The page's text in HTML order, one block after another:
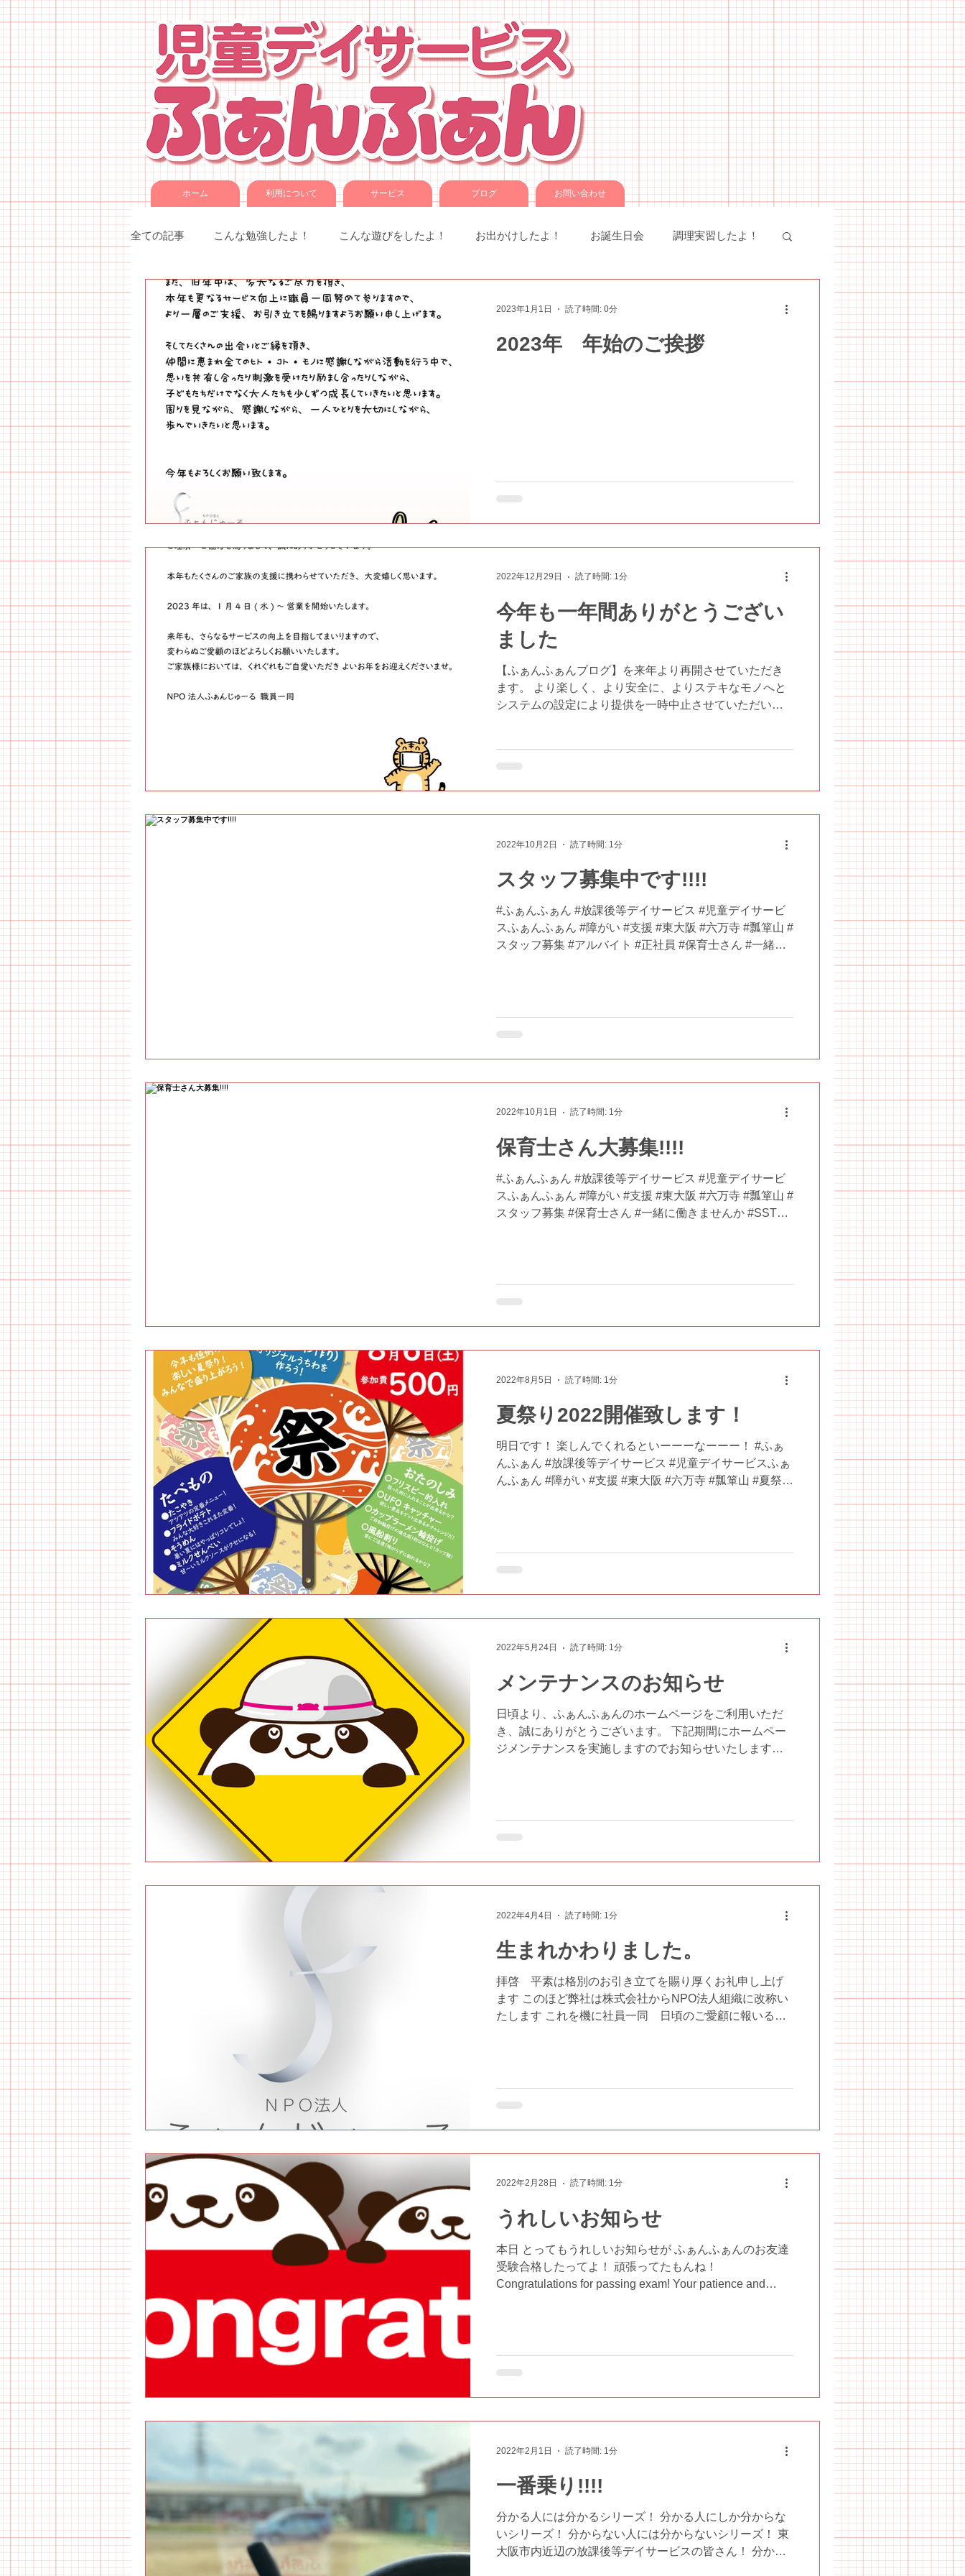
ホーム 利用について サービス ブログ お問い合わせ
全ての記事 こんな勉強したよ！ こんな遊びをしたよ！ お出かけしたよ！ お誕生日会 調理実習したよ！
季節催事・イベント 各種教室での様子 お知らせです。
2023年 年始のご挨拶
2023年1月1日 読了時間: 0分
今年も一年間ありがとうござい
ました
【ふぁんふぁんブログ】を来年より再開させていただき
ます。 より楽しく、より安全に、よりステキなモノへと
システムの設定により提供を一時中止させていただいて
2022年12月29日 読了時間: 1分
スタッフ募集中です!!!!
#ふぁんふぁん #放課後等デイサービス #児童デイサービ
スふぁんふぁん #障がい #支援 #東大阪 #六万寺 #瓢箪山 #
スタッフ募集 #アルバイト #正社員 #保育士さん #一緒に
2022年10月2日 読了時間: 1分
保育士さん大募集!!!!
#ふぁんふぁん #放課後等デイサービス #児童デイサービ
スふぁんふぁん #障がい #支援 #東大阪 #六万寺 #瓢箪山 #
スタッフ募集 #保育士さん #一緒に働きませんか #SST
2022年10月1日 読了時間: 1分
夏祭り2022開催致します！
明日です！ 楽しんでくれるといーーーなーーー！ #ふぁ
んふぁん #放課後等デイサービス #児童デイサービスふぁ
んふぁん #障がい #支援 #東大阪 #六万寺 #瓢箪山 #夏祭り
2022年8月5日 読了時間: 1分
メンテナンスのお知らせ
日頃より、ふぁんふぁんのホームページをご利用いただ
き、誠にありがとうございます。 下記期間にホームペー
ジメンテナンスを実施しますのでお知らせいたします。
2022年5月24日 読了時間: 1分
生まれかわりました。
拝啓 平素は格別のお引き立てを賜り厚くお礼申し上げ
ます このほど弊社は株式会社からNPO法人組織に改称い
たします これを機に社員一同 日頃のご愛顧に報いるよ
2022年4月4日 読了時間: 1分
うれしいお知らせ
本日 とってもうれしいお知らせが ふぁんふぁんのお友達
受験合格したってよ！ 頑張ってたもんね！
Congratulations for passing exam! Your patience and
2022年2月28日 読了時間: 1分
一番乗り!!!!
分かる人には分かるシリーズ！ 分かる人にしか分からな
いシリーズ！ 分からない人には分からないシリーズ！ 東
大阪市内近辺の放課後等デイサービスの皆さん！ 分かる
2022年2月1日 読了時間: 1分